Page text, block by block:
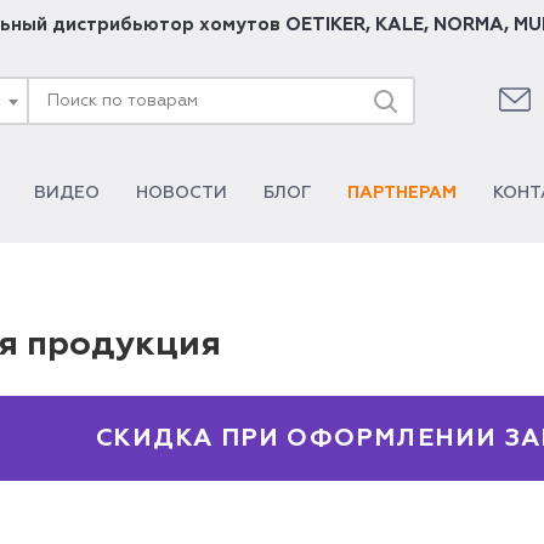
дистрибьютор хомутов OETIKER, KALE, NORMA,
ВИДЕО НОВОСТИ БЛОГ ПАРТНЕРАМ
продукция
СКИДКА ПРИ ОФОРМЛЕНИИ